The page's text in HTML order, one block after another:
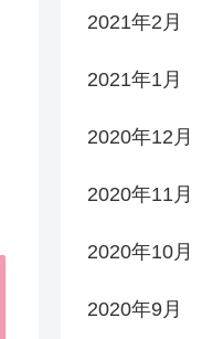
2021年2月
2021年1月
2020年12月
2020年11月
2020年10月
2020年9月